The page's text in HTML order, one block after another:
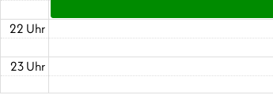
22 Uhr
23 Uhr